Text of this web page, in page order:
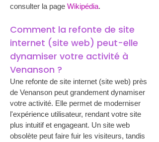
consulter la page Wikipédia.
Comment la refonte de site
internet (site web) peut-elle
dynamiser votre activité à
Venanson ?
Une refonte de site internet (site web) près
de Venanson peut grandement dynamiser
votre activité. Elle permet de moderniser
l'expérience utilisateur, rendant votre site
plus intuitif et engageant. Un site web
obsolète peut faire fuir les visiteurs, tandis